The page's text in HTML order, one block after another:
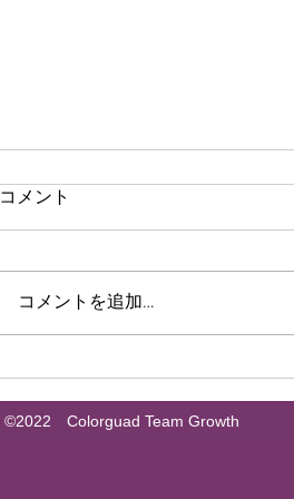
Voice of members 35
はじめまして〜！りいこです！
ードとは全く違う種目の部活動に
所属していましたが、カラーガー
🤸‍♂️...
コメント
コメントを追加…
©2022 Colorguad Team Growth